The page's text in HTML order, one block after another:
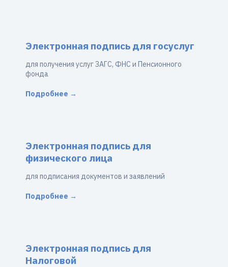
Электронная подпись для госуслуг
для получения услуг ЗАГС, ФНС и Пенсионного
фонда
Подробнее →
Электронная подпись для
физического лица
для подписания документов и заявлений
Подробнее →
Электронная подпись для
Налоговой